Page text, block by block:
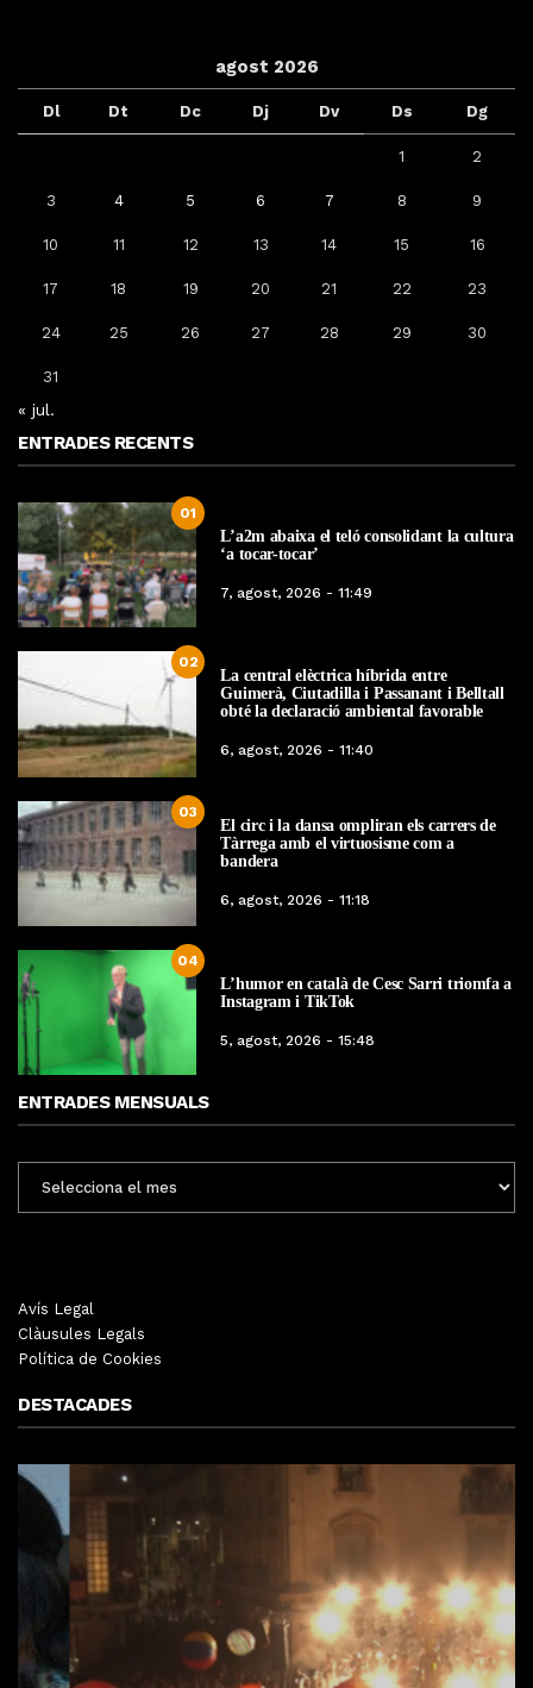
agost 2026
Dl Dt Dc Dj Dv Ds Dg
1 2
3 4 5 6 7 8 9
10 11 12 13 14 15 16
17 18 19 20 21 22 23
24 25 26 27 28 29 30
31
« jul.
ENTRADES RECENTS
01
L’a2m abaixa el teló consolidant la cultura
‘a tocar-tocar’
7, agost, 2026 - 11:49
02
La central elèctrica híbrida entre
Guimerà, Ciutadilla i Passanant i Belltall
obté la declaració ambiental favorable
6, agost, 2026 - 11:40
03
El circ i la dansa ompliran els carrers de
Tàrrega amb el virtuosisme com a
bandera
6, agost, 2026 - 11:18
04
L’humor en català de Cesc Sarri triomfa a
Instagram i TikTok
5, agost, 2026 - 15:48
ENTRADES MENSUALS
MENSUALS
Avís Legal
Clàusules Legals
Política de Cookies
DESTACADES